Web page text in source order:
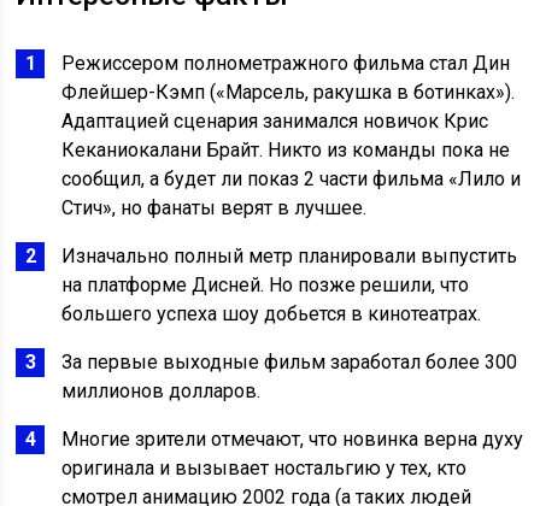
Режиссером полнометражного фильма стал Дин
Флейшер-Кэмп («Марсель, ракушка в ботинках»).
Адаптацией сценария занимался новичок Крис
Кеканиокалани Брайт. Никто из команды пока не
сообщил, а будет ли показ 2 части фильма «Лило и
Стич», но фанаты верят в лучшее.
Изначально полный метр планировали выпустить
на платформе Дисней. Но позже решили, что
большего успеха шоу добьется в кинотеатрах.
За первые выходные фильм заработал более 300
миллионов долларов.
Многие зрители отмечают, что новинка верна духу
оригинала и вызывает ностальгию у тех, кто
смотрел анимацию 2002 года (а таких людей